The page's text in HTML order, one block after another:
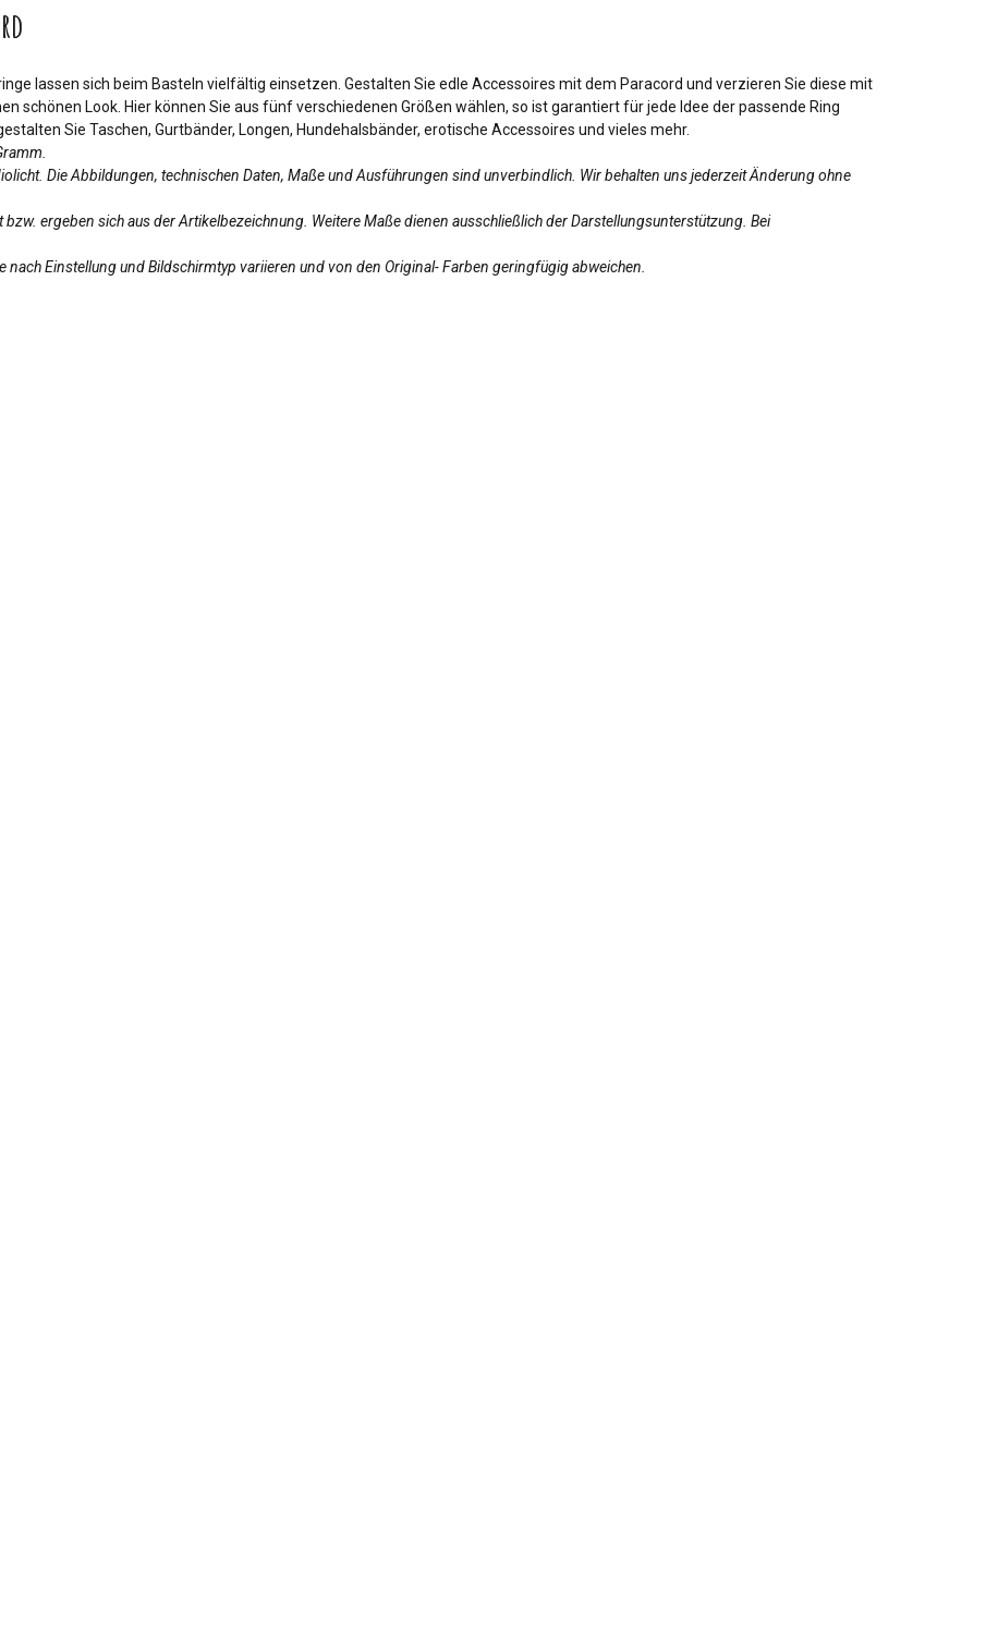
lassen sich beim Basteln vielfältig einsetzen. Gestalten Sie edle Accessoires mit dem Paracord und verzieren Sie diese mit
schönen Look. Hier können Sie aus fünf verschiedenen Größen wählen, so ist garantiert für jede Idee der passende Ring
Sie Taschen, Gurtbänder, Longen, Hundehalsbänder, erotische Accessoires und vieles mehr.
Die Abbildungen, technischen Daten, Maße und Ausführungen sind unverbindlich. Wir behalten uns jederzeit Änderung ohne
ergeben sich aus der Artikelbezeichnung. Weitere Maße dienen ausschließlich der Darstellungsunterstützung. Bei
Einstellung und Bildschirmtyp variieren und von den Original- Farben geringfügig abweichen.